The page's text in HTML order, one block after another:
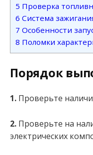
5 Проверка
6 Система
7 Особенности
8 Поломки
Порядок
1. Проверьте
2. Проверьте на
электрических